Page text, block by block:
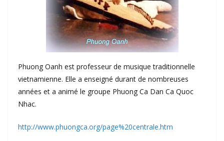
Phuong Oanh est professeur de musique traditionnelle
vietnamienne. Elle a enseigné durant de nombreuses
années et a animé le groupe Phuong Ca Dan Ca Quoc
Nhac.
http://www.phuongca.org/page%20centrale.htm